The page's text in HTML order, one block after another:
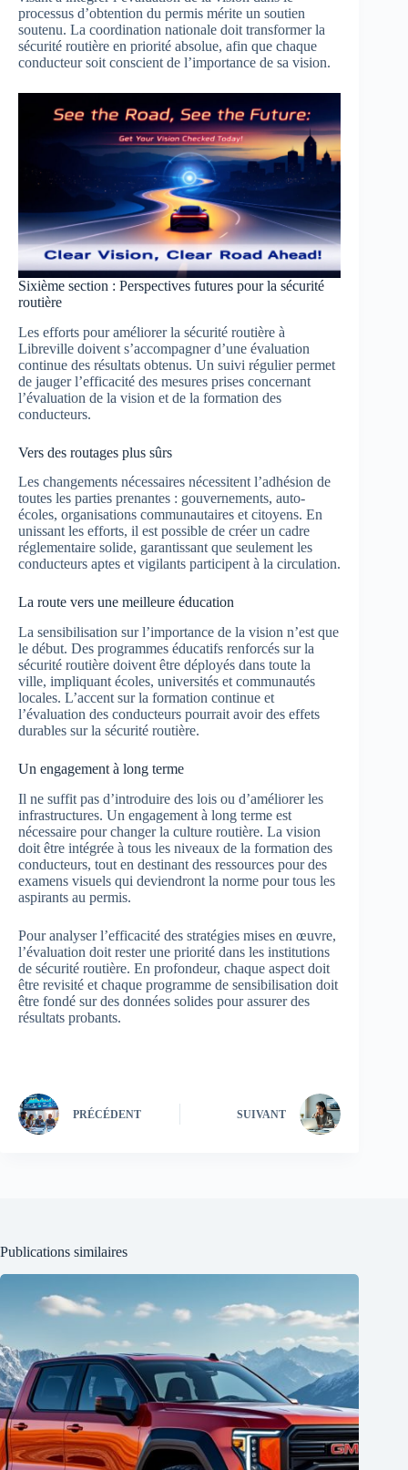
processus d’obtention du permis mérite un soutien
soutenu. La coordination nationale doit transformer la
sécurité routière en priorité absolue, afin que chaque
conducteur soit conscient de l’importance de sa vision.
Sixième section : Perspectives futures pour la sécurité
routière
Les efforts pour améliorer la sécurité routière à
Libreville doivent s’accompagner d’une évaluation
continue des résultats obtenus. Un suivi régulier permet
de jauger l’efficacité des mesures prises concernant
l’évaluation de la vision et de la formation des
conducteurs.
Vers des routages plus sûrs
Les changements nécessaires nécessitent l’adhésion de
toutes les parties prenantes : gouvernements, auto-
écoles, organisations communautaires et citoyens. En
unissant les efforts, il est possible de créer un cadre
réglementaire solide, garantissant que seulement les
conducteurs aptes et vigilants participent à la circulation.
La route vers une meilleure éducation
La sensibilisation sur l’importance de la vision n’est que
le début. Des programmes éducatifs renforcés sur la
sécurité routière doivent être déployés dans toute la
ville, impliquant écoles, universités et communautés
locales. L’accent sur la formation continue et
l’évaluation des conducteurs pourrait avoir des effets
durables sur la sécurité routière.
Un engagement à long terme
Il ne suffit pas d’introduire des lois ou d’améliorer les
infrastructures. Un engagement à long terme est
nécessaire pour changer la culture routière. La vision
doit être intégrée à tous les niveaux de la formation des
conducteurs, tout en destinant des ressources pour des
examens visuels qui deviendront la norme pour tous les
aspirants au permis.
Pour analyser l’efficacité des stratégies mises en œuvre,
l’évaluation doit rester une priorité dans les institutions
de sécurité routière. En profondeur, chaque aspect doit
être revisité et chaque programme de sensibilisation doit
être fondé sur des données solides pour assurer des
résultats probants.
PRÉCÉDENT SUIVANT
Publications similaires